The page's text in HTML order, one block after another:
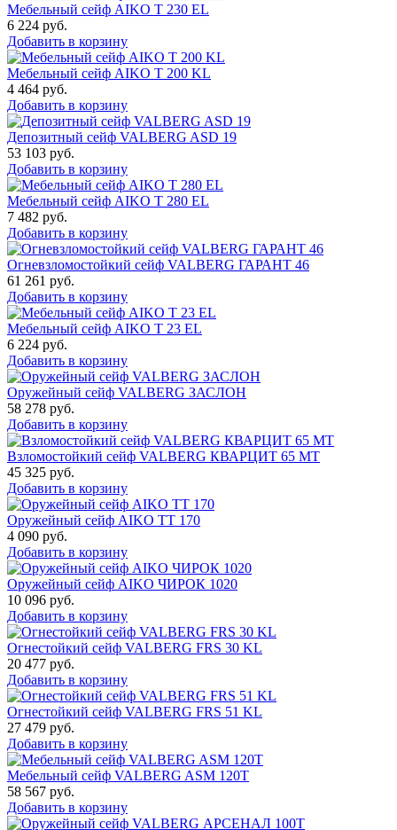
Мебельный сейф AIKO T 230 EL
6 224 руб.
Добавить в корзину
Мебельный сейф AIKO T 200 KL
4 464 руб.
Добавить в корзину
Депозитный сейф VALBERG ASD 19
53 103 руб.
Добавить в корзину
Мебельный сейф AIKO T 280 EL
7 482 руб.
Добавить в корзину
Огневзломостойкий сейф VALBERG ГАРАНТ 46
61 261 руб.
Добавить в корзину
Мебельный сейф AIKO Т 23 EL
6 224 руб.
Добавить в корзину
Оружейный сейф VALBERG ЗАСЛОН
58 278 руб.
Добавить в корзину
Взломостойкий сейф VALBERG КВАРЦИТ 65 МТ
45 325 руб.
Добавить в корзину
Оружейный сейф AIKO TT 170
4 090 руб.
Добавить в корзину
Оружейный сейф AIKO ЧИРОК 1020
10 096 руб.
Добавить в корзину
Огнестойкий сейф VALBERG FRS 30 KL
20 477 руб.
Добавить в корзину
Огнестойкий сейф VALBERG FRS 51 KL
27 479 руб.
Добавить в корзину
Мебельный сейф VALBERG ASM 120T
58 567 руб.
Добавить в корзину